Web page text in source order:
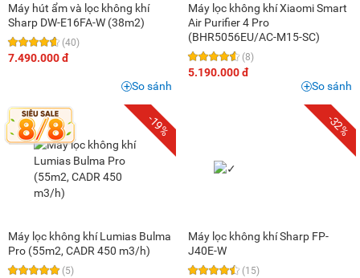
Máy hút ẩm và lọc không khí
Sharp DW-E16FA-W (38m2)
(40)
7.490.000 đ
So sánh
Máy lọc không khí Xiaomi Smart
Air Purifier 4 Pro
(BHR5056EU/AC-M15-SC)
(8)
5.190.000 đ
So sánh
-19%
Máy lọc không khí Lumias Bulma
Pro (55m2, CADR 450 m3/h)
(5)
-32%
Máy lọc không khí Sharp FP-
J40E-W
(15)